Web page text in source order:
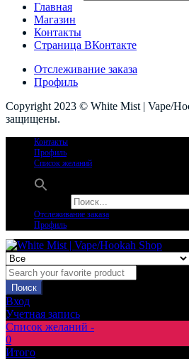
Главная
Магазин
Контакты
Страница ВКонтакте
Отслеживание заказа
Профиль
Copyright 2023 © White Mist | Vape/
защищены.
Контакты
Профиль
Список желаний
Отслеживание заказа
Профиль
Поиск
Вход
Учетная запись
Список желаний -
0
Итого